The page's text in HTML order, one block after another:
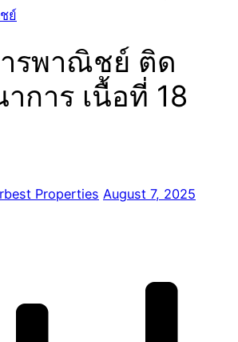
ย์
รพาณิชย์ ติด
การ เนื้อที่ 18
Properties August 7, 2025